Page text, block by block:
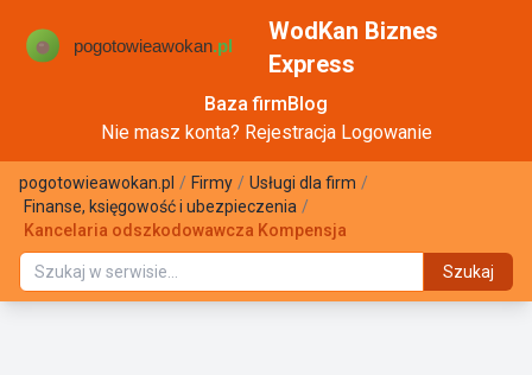
WodKan Biznes
Express
Baza firmBlog
Nie masz konta? Rejestracja Logowanie
pogotowieawokan.pl / Firmy / Usługi dla firm /
Finanse, księgowość i ubezpieczenia /
Kancelaria odszkodowawcza Kompensja
Szukaj